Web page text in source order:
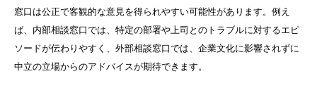
窓口は公正で客観的な意見を得られやすい可能性があります。例え
ば、内部相談窓口では、特定の部署や上司とのトラブルに対するエピ
ソードが伝わりやすく、外部相談窓口では、企業文化に影響されずに
中立の立場からのアドバイスが期待できます。